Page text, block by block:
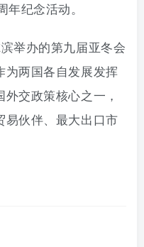
纪念活动。
举办的第九届亚冬会
为两国各自发展发挥
交政策核心之一，
易伙伴、最大出口市